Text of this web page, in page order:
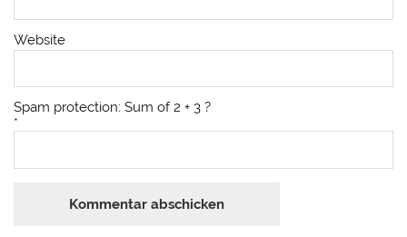
Website
Spam protection: Sum of 2 + 3 ?
*